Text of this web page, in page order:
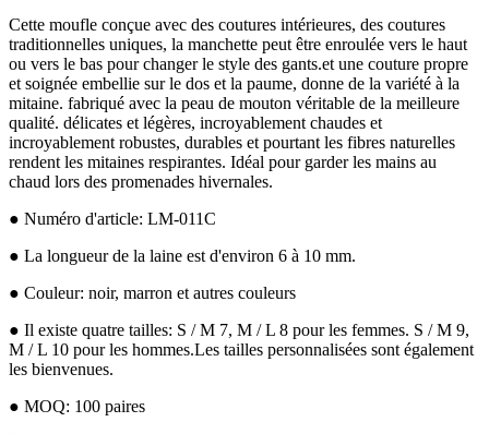
Cette moufle conçue avec des coutures intérieures, des coutures
traditionnelles uniques, la manchette peut être enroulée vers le haut
ou vers le bas pour changer le style des gants.et une couture propre
et soignée embellie sur le dos et la paume, donne de la variété à la
mitaine. fabriqué avec la peau de mouton véritable de la meilleure
qualité. délicates et légères, incroyablement chaudes et
incroyablement robustes, durables et pourtant les fibres naturelles
rendent les mitaines respirantes. Idéal pour garder les mains au
chaud lors des promenades hivernales.
● Numéro d'article: LM-011C
● La longueur de la laine est d'environ 6 à 10 mm.
● Couleur: noir, marron et autres couleurs
● Il existe quatre tailles: S / M 7, M / L 8 pour les femmes. S / M 9,
M / L 10 pour les hommes.Les tailles personnalisées sont également
les bienvenues.
● MOQ: 100 paires